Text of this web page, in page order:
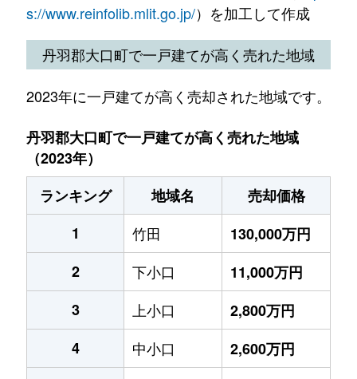
s://www.reinfolib.mlit.go.jp/）を加工して作成
丹羽郡大口町で一戸建てが高く売れた地域
2023年に一戸建てが高く売却された地域です。
丹羽郡大口町で一戸建てが高く売れた地域
（2023年）
ランキング
地域名
売却価格
1
竹田
130,000万円
2
下小口
11,000万円
3
上小口
2,800万円
4
中小口
2,600万円